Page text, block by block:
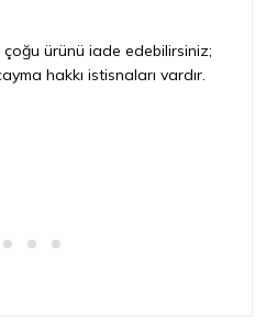
çoğu ürünü iade edebilirsiniz;
hakkı istisnaları vardır.